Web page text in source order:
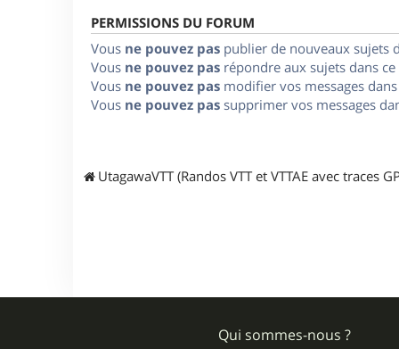
PERMISSIONS DU FORUM
Vous ne pouvez pas publier de nouveaux sujets
Vous ne pouvez pas répondre aux sujets dans
Vous ne pouvez pas modifier vos messages
Vous ne pouvez pas supprimer vos messages
UtagawaVTT (Randos VTT et VTTAE avec traces
Qui sommes-nous ?